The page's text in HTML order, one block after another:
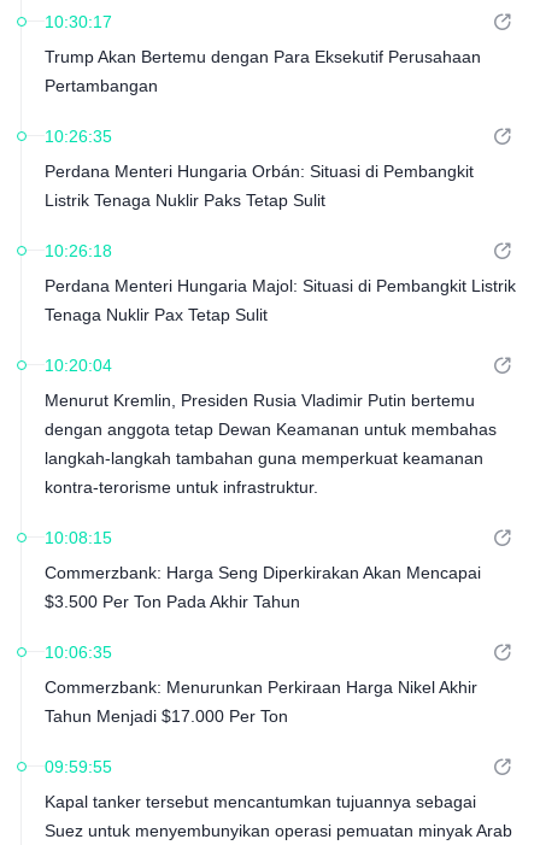
10:30:17
Trump Akan Bertemu dengan Para Eksekutif Perusahaan
Pertambangan
10:26:35
Perdana Menteri Hungaria Orbán: Situasi di Pembangkit
Listrik Tenaga Nuklir Paks Tetap Sulit
10:26:18
Perdana Menteri Hungaria Majol: Situasi di Pembangkit Listrik
Tenaga Nuklir Pax Tetap Sulit
10:20:04
Menurut Kremlin, Presiden Rusia Vladimir Putin bertemu
dengan anggota tetap Dewan Keamanan untuk membahas
langkah-langkah tambahan guna memperkuat keamanan
kontra-terorisme untuk infrastruktur.
10:08:15
Commerzbank: Harga Seng Diperkirakan Akan Mencapai
$3.500 Per Ton Pada Akhir Tahun
10:06:35
Commerzbank: Menurunkan Perkiraan Harga Nikel Akhir
Tahun Menjadi $17.000 Per Ton
09:59:55
Kapal tanker tersebut mencantumkan tujuannya sebagai
Suez untuk menyembunyikan operasi pemuatan minyak Arab